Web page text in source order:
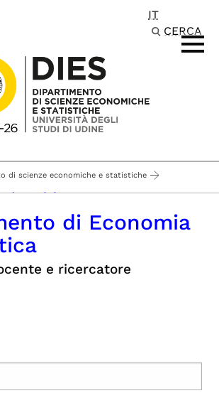
IT
CERCA
di scienze economiche e statistiche
e statistica
di Economia
e ricercatore